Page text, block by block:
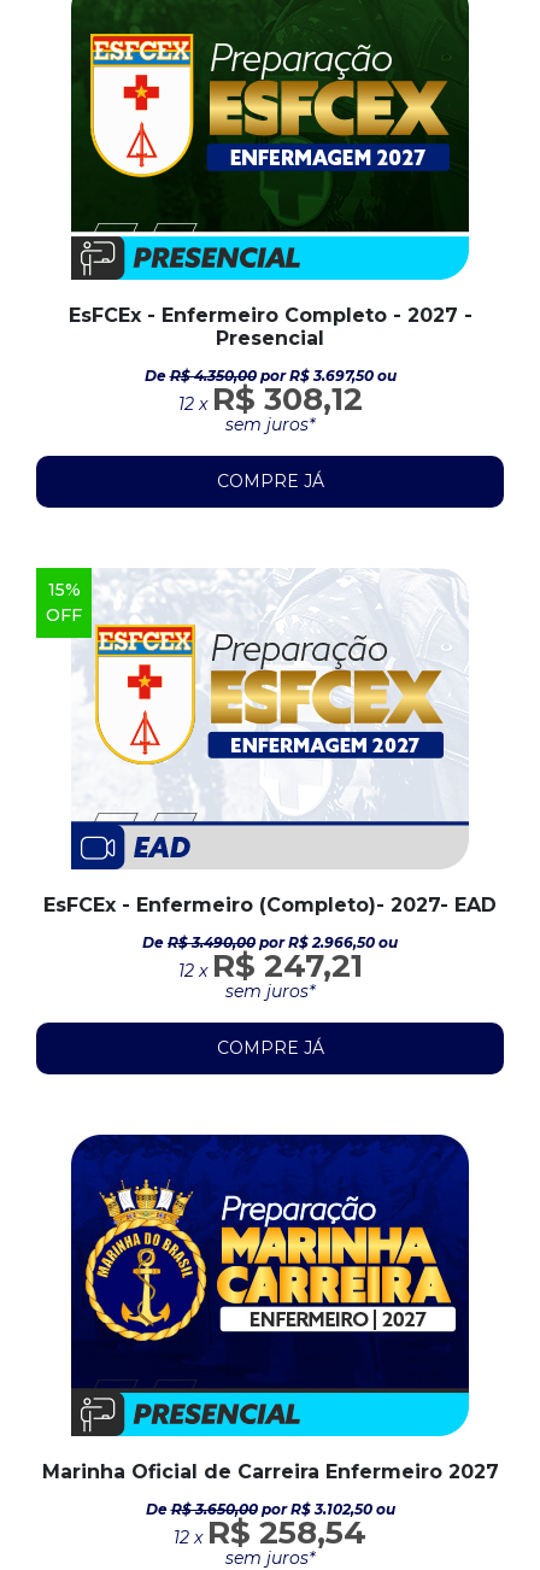
EsFCEx - Enfermeiro Completo - 2027 -
Presencial
DeR$ 4.350,00por R$ 3.697,50 ou
12 x R$ 308,12
sem juros*
COMPRE JÁ
15%
OFF
EsFCEx - Enfermeiro (Completo)- 2027- EAD
De R$ 3.490,00 por R$ 2.966,50 ou
12 x R$ 247,21
sem juros*
COMPRE JÁ
Marinha Oficial de Carreira Enfermeiro 2027
DeR$ 3.650,00por R$ 3.102,50 ou
12 x R$ 258,54
sem juros*